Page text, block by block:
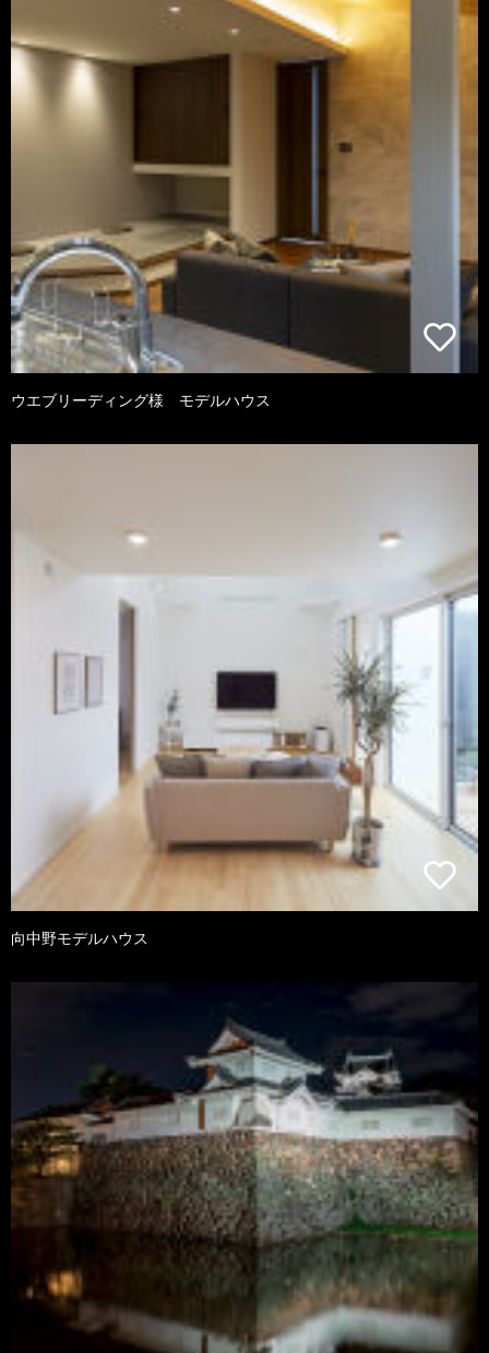
ウエブリーディング様 モデルハウス
向中野モデルハウス